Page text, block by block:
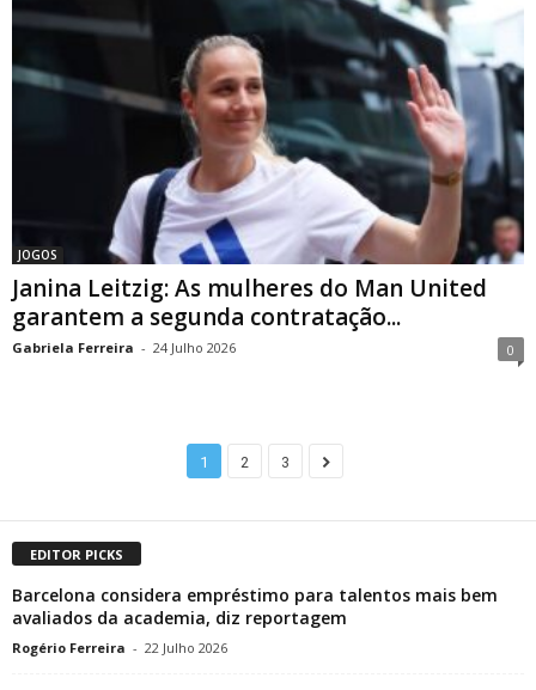
JOGOS
Janina Leitzig: As mulheres do Man United
garantem a segunda contratação...
Gabriela Ferreira - 24 Julho 2026 0
1 2 3
EDITOR PICKS
Barcelona considera empréstimo para talentos mais bem
avaliados da academia, diz reportagem
Rogério Ferreira - 22 Julho 2026